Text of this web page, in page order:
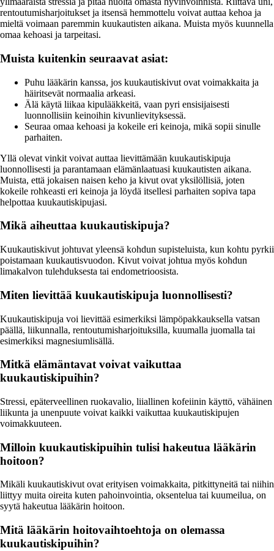
rentoutumisharjoitukset ja itsensä hemmottelu voivat auttaa kehoa ja
mieltä voimaan paremmin kuukautisten aikana. Muista myös kuunnella
omaa kehoasi ja tarpeitasi.
Muista kuitenkin seuraavat asiat:
Puhu lääkärin kanssa, jos kuukautiskivut ovat voimakkaita ja
häiritsevät normaalia arkeasi.
Älä käytä liikaa kipulääkkeitä, vaan pyri ensisijaisesti
luonnollisiin keinoihin kivunlievityksessä.
Seuraa omaa kehoasi ja kokeile eri keinoja, mikä sopii sinulle
parhaiten.
Yllä olevat vinkit voivat auttaa lievittämään kuukautiskipuja
luonnollisesti ja parantamaan elämänlaatuasi kuukautisten aikana.
Muista, että jokaisen naisen keho ja kivut ovat yksilöllisiä, joten
kokeile rohkeasti eri keinoja ja löydä itsellesi parhaiten sopiva tapa
helpottaa kuukautiskipujasi.
Mikä aiheuttaa kuukautiskipuja?
Kuukautiskivut johtuvat yleensä kohdun supisteluista, kun kohtu pyrkii
poistamaan kuukautisvuodon. Kivut voivat johtua myös kohdun
limakalvon tulehduksesta tai endometrioosista.
Miten lievittää kuukautiskipuja luonnollisesti?
Kuukautiskipuja voi lievittää esimerkiksi lämpöpakkauksella vatsan
päällä, liikunnalla, rentoutumisharjoituksilla, kuumalla juomalla tai
esimerkiksi magnesiumlisällä.
Mitkä elämäntavat voivat vaikuttaa
kuukautiskipuihin?
Stressi, epäterveellinen ruokavalio, liiallinen kofeiinin käyttö, vähäinen
liikunta ja unenpuute voivat kaikki vaikuttaa kuukautiskipujen
voimakkuuteen.
Milloin kuukautiskipuihin tulisi hakeutua lääkärin
hoitoon?
Mikäli kuukautiskivut ovat erityisen voimakkaita, pitkittyneitä tai niihin
liittyy muita oireita kuten pahoinvointia, oksentelua tai kuumeilua, on
syytä hakeutua lääkärin hoitoon.
Mitä lääkärin hoitovaihtoehtoja on olemassa
kuukautiskipuihin?